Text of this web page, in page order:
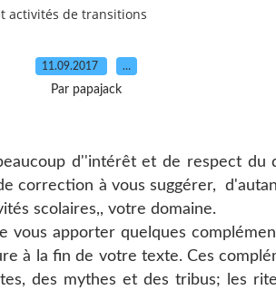
activités de transitions
11.09.2017 …
Par papajack
d''intérêt et de respect du
correction à vous suggérer,
scolaires,, votre domaine.
apporter quelques
à la fin de votre texte. Ces
des mythes et des tribus; les